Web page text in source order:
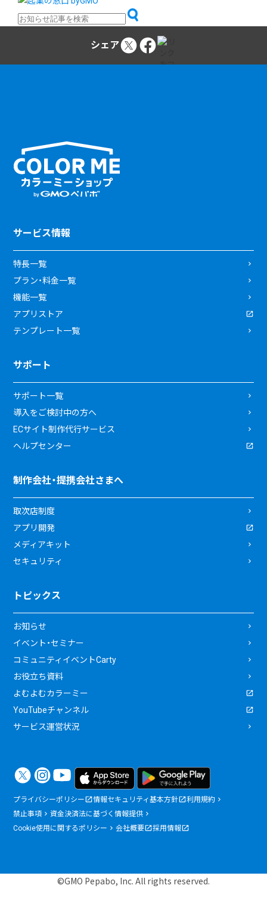
シェア
サービス情報
特長一覧
プラン・料金一覧
機能一覧
アプリストア
テンプレート一覧
サポート
サポート一覧
導入をご検討中の方へ
ECサイト制作代行サービス
ヘルプセンター
制作会社・提携会社さまへ
取次店制度
アプリ開発
メディアキット
セキュリティ
トピックス
お知らせ
イベント・セミナー
コミュニティイベントCarty
お役立ち資料
よむよむカラーミー
YouTubeチャンネル
サービス運営状況
プライバシーポリシー 情報セキュリティ基本方針
利用規約
禁止事項
資金決済法に基づく情報提供
Cookie使用に関するポリシー
会社概要 採用情報
©GMO Pepabo, Inc. All rights reserved.